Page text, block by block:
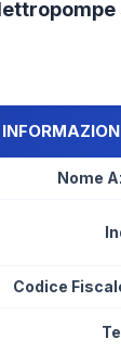
Nome
Codice